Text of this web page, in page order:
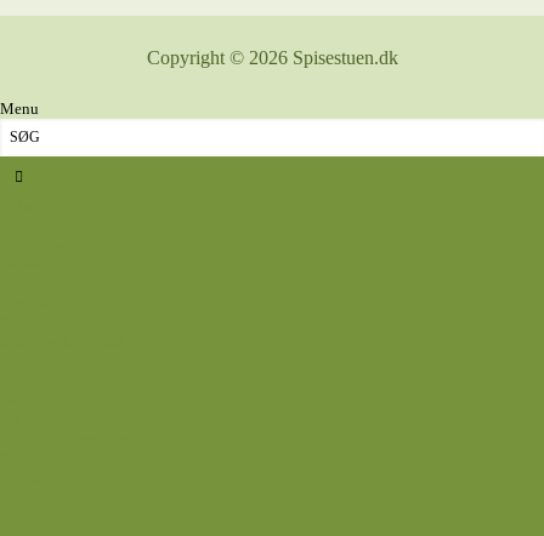
Copyright © 2026 Spisestuen.dk
Menu